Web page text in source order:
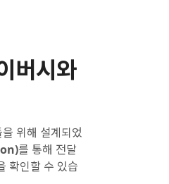
버시와
위해 설계되었
를 통해 전달
확인할 수 있습